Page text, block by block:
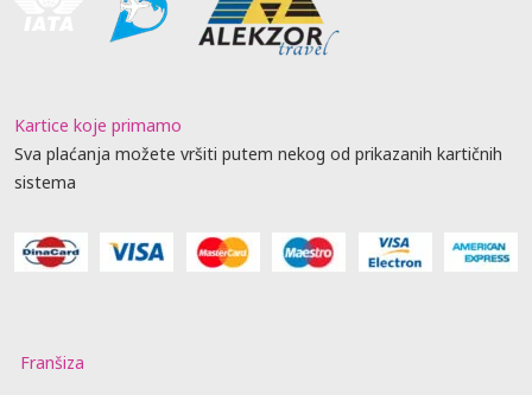
Kartice koje primamo
Sva plaćanja možete vršiti putem nekog od prikazanih kartičnih
sistema
Franšiza